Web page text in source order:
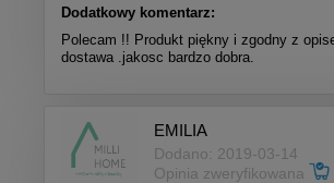
Dodatkowy komentarz:
Polecam !! Produkt piękny i zgodny z
dostawa .jakosc bardzo dobra.
EMILIA
Dodano: 2019-03-14
Opinia zweryfikowana